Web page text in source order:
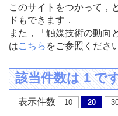
このサイトをつかって，
ドもできます．
また，「触媒技術の動向
はこちら をご参照くださ
該当件数は 1 で
表示件数 10 20